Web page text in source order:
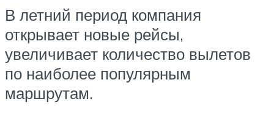
В летний период компания
открывает новые рейсы,
увеличивает количество вылетов
по наиболее популярным
маршрутам.